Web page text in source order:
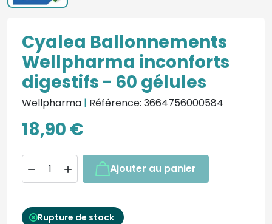
Cyalea Ballonnements
Wellpharma inconforts
digestifs - 60 gélules
Wellpharma | Référence: 3664756000584
18,90 €
  Ajouter au panier
Rupture de stock